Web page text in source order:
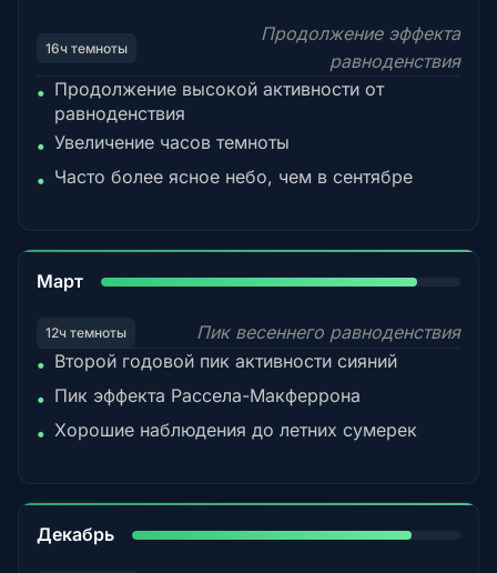
16ч темноты
Продолжение эффекта
равноденствия
• Продолжение высокой активности от
равноденствия
• Увеличение часов темноты
• Часто более ясное небо, чем в сентябре
Март
12ч темноты
Пик весеннего равноденствия
• Второй годовой пик активности сияний
• Пик эффекта Рассела-Макферрона
• Хорошие наблюдения до летних сумерек
Декабрь